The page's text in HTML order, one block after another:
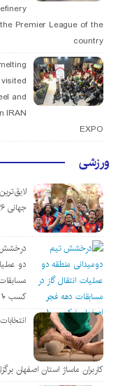
Premier League of the
country
and
IRAN
EXPO
ورزشی
جهانی ۲۰۲۶ شد
درخشش
دو
کسب ۱۰ مدال رنگارنگ
کاربران ماساژ استان اصفهان